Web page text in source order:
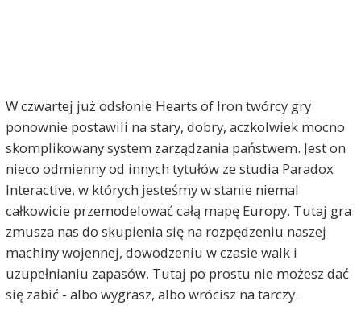
W czwartej już odsłonie Hearts of Iron twórcy gry
ponownie postawili na stary, dobry, aczkolwiek mocno
skomplikowany system zarządzania państwem. Jest on
nieco odmienny od innych tytułów ze studia Paradox
Interactive, w których jesteśmy w stanie niemal
całkowicie przemodelować całą mapę Europy. Tutaj gra
zmusza nas do skupienia się na rozpędzeniu naszej
machiny wojennej, dowodzeniu w czasie walk i
uzupełnianiu zapasów. Tutaj po prostu nie możesz dać
się zabić - albo wygrasz, albo wrócisz na tarczy.